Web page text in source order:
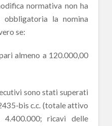
normativa non ha
la nomina
se:
almeno a 120.000,00
sono stati superati
bis c.c. (totale attivo
ricavi delle